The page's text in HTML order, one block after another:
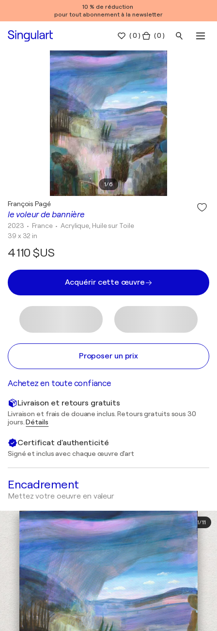
10 % de réduction
pour tout abonnement à la newsletter
(0 ) ( 0 )
1/6
le voleur de bannière
François Pagé
2023 • France •Acrylique, Huile sur Toile
39 x 32 in
4 110 $US
Acquérir cette œuvre
Proposer un prix
Achetez en toute confiance
Livraison et retours gratuits
Livraison et frais de douane inclus. Retours gratuits sous 30
jours.Détails
Certificat d'authenticité
Signé et inclus avec chaque œuvre d'art
Encadrement
Mettez votre oeuvre en valeur
1/11